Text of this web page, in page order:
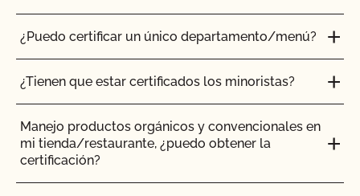
¿Ofrece el CCOF la Certificación de Transición?
¿Cómo se certifican como orgánicos los sistemas
hidropónicos y en contenedor?
¿Cómo puedo encontrar un matadero orgánico
certificado?
¿Cómo afectan el agua y la sal al etiquetado de mi
producto?
Soy exportador, ¿cómo solicito un certificado NOP
de importación?
Soy importador, ¿cómo solicito un certificado NOP
de importación?
¿Puedo certificar un único departamento/menú?
¿Tienen que estar certificados los minoristas?
Manejo productos orgánicos y convencionales en
mi tienda/restaurante, ¿puedo obtener la
certificación?